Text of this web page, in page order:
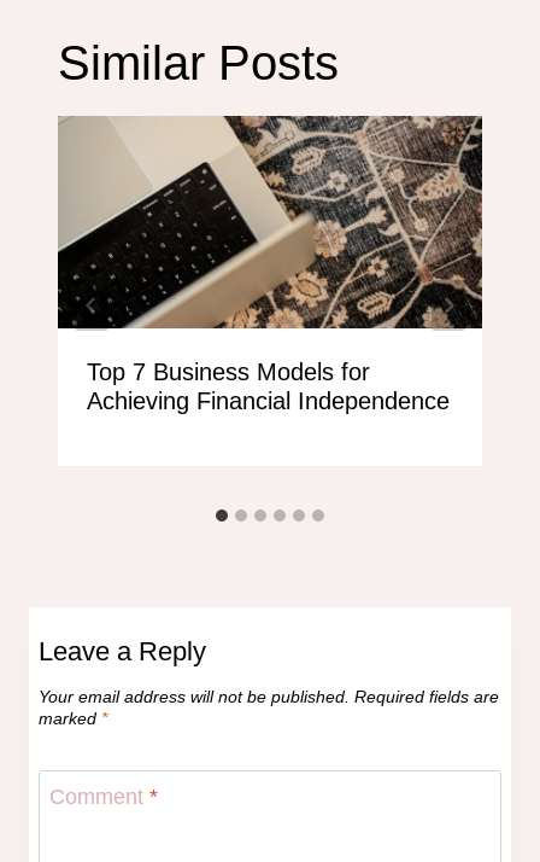
Similar Posts
Top 7 Business Models for
Achieving Financial Independence
Leave a Reply
Your email address will not be published. Required fields are
marked *
Comment *